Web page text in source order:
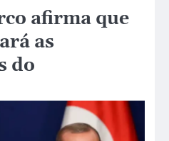
afirma que
as
do